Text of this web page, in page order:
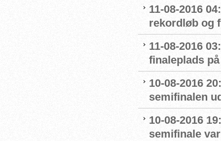
11-08-2016
rekordløb og
11-08-2016
finaleplads
10-08-2016
semifinalen
10-08-2016
semifinale